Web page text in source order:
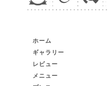
ホーム
ギャラリー
レビュー
メニュー